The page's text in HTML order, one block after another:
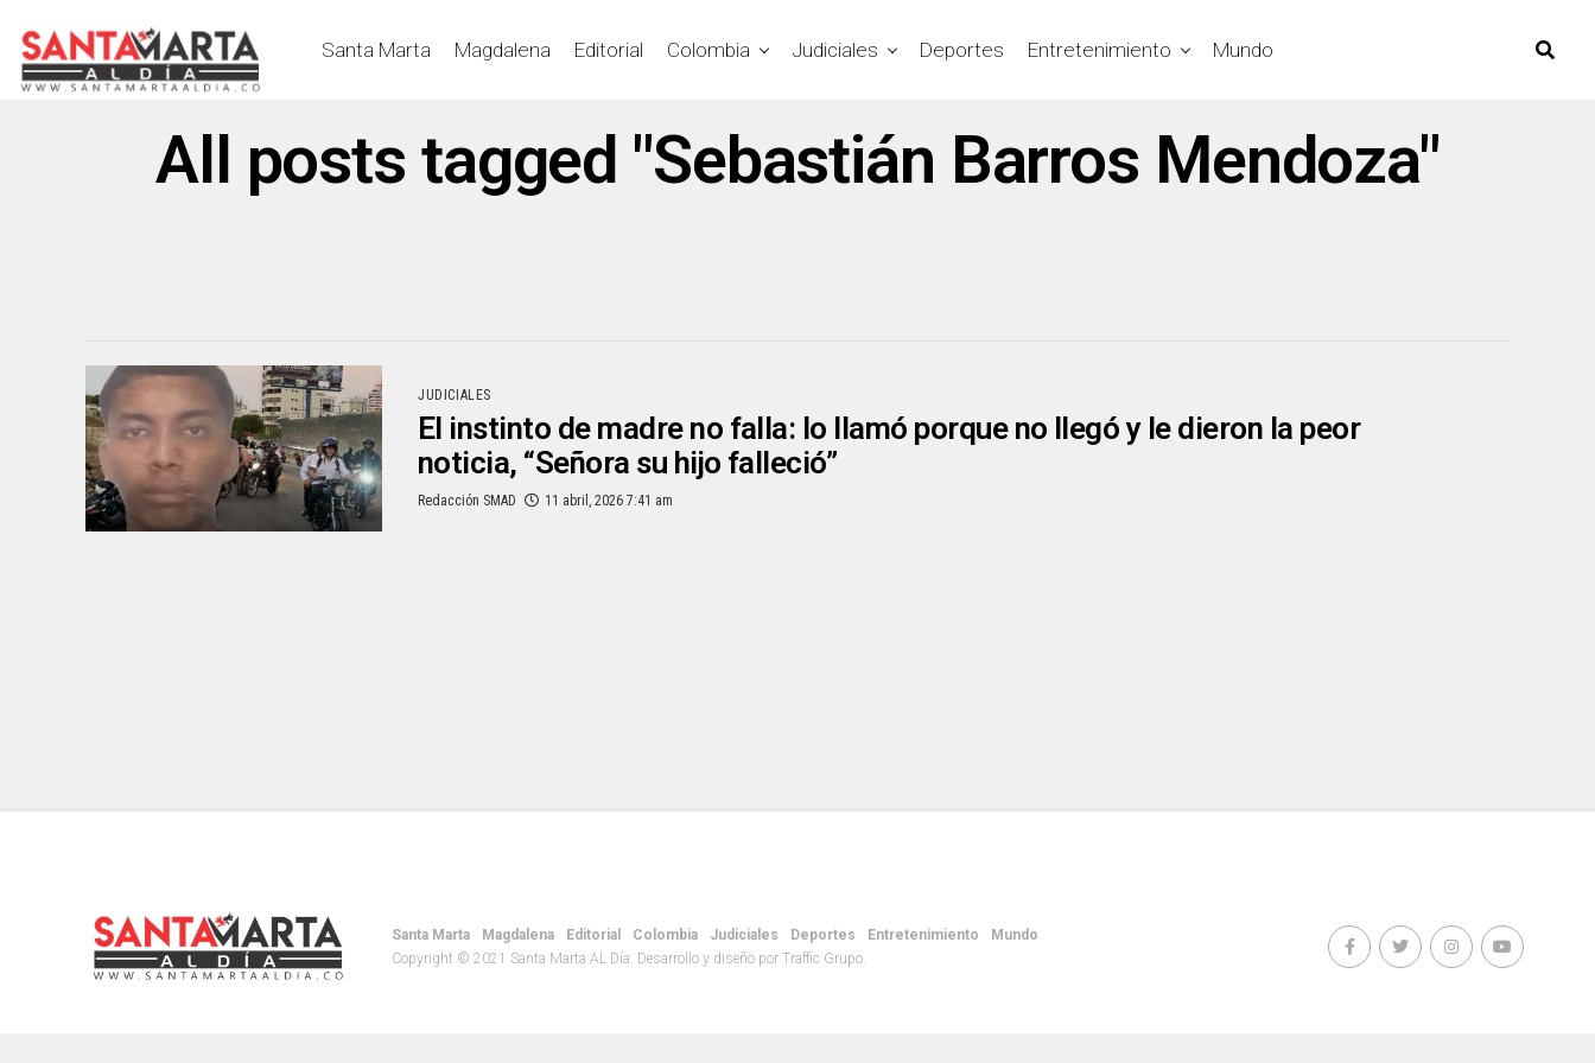
Santa Marta Magdalena Editorial Colombia Judiciales Deportes Entretenimiento Mundo
All posts tagged "Sebastián Barros Mendoza"
JUDICIALES
El instinto de madre no falla: lo llamó porque no llegó y le dieron la peor
noticia, “Señora su hijo falleció”
Redacción SMAD 11 abril, 2026 7:41 am
Santa Marta Magdalena Editorial Colombia Judiciales Deportes Entretenimiento
Mundo
Copyright © 2021 Santa Marta AL Día. Desarrollo y diseño por Traffic Grupo.